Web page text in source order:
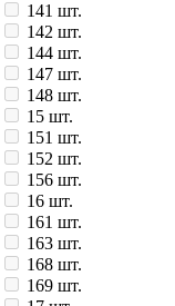
141 шт.
142 шт.
144 шт.
147 шт.
148 шт.
15 шт.
151 шт.
152 шт.
156 шт.
16 шт.
161 шт.
163 шт.
168 шт.
169 шт.